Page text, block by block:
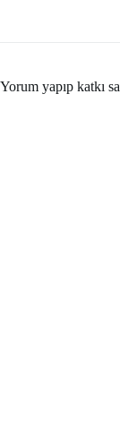
Yorum yapıp katkı